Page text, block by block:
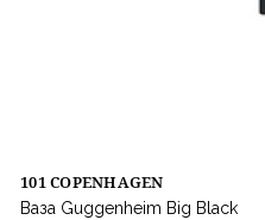
101 COPENHAGEN
Ваза Guggenheim Big Black